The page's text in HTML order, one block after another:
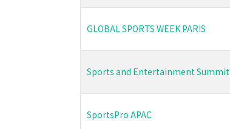
GLOBAL SPORTS WEEK PARIS
Sports and Entertainment Summit
SportsPro APAC